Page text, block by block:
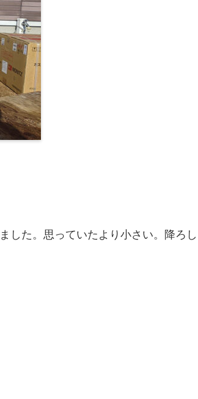
した。思っていたより小さい。降ろし